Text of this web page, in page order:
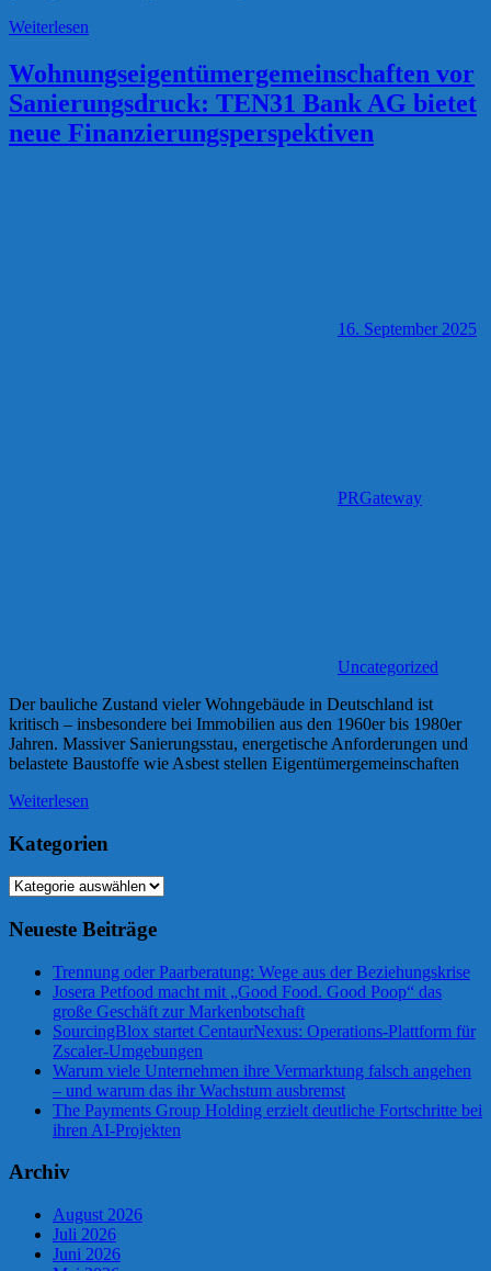
Weiterlesen
Wohnungseigentümergemeinschaften vor
Sanierungsdruck: TEN31 Bank AG bietet
neue Finanzierungsperspektiven
16. September 2025
PRGateway
Uncategorized
Der bauliche Zustand vieler Wohngebäude in Deutschland ist
kritisch – insbesondere bei Immobilien aus den 1960er bis 1980er
Jahren. Massiver Sanierungsstau, energetische Anforderungen und
belastete Baustoffe wie Asbest stellen Eigentümergemeinschaften
Weiterlesen
Kategorien
Kategorien
Neueste Beiträge
Trennung oder Paarberatung: Wege aus der Beziehungskrise
Josera Petfood macht mit „Good Food. Good Poop“ das
große Geschäft zur Markenbotschaft
SourcingBlox startet CentaurNexus: Operations-Plattform für
Zscaler-Umgebungen
Warum viele Unternehmen ihre Vermarktung falsch angehen
– und warum das ihr Wachstum ausbremst
The Payments Group Holding erzielt deutliche Fortschritte bei
ihren AI-Projekten
Archiv
August 2026
Juli 2026
Juni 2026